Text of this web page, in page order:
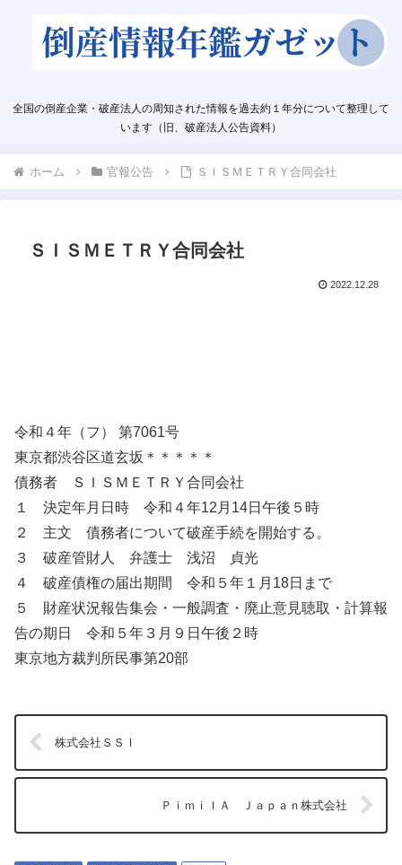
全国の倒産企業・破産法人の周知された情報を過去約１年分について整理して
います（旧、破産法人公告資料）
ホーム 官報公告 ＳＩＳＭＥＴＲＹ合同会社
ＳＩＳＭＥＴＲＹ合同会社
2022.12.28
令和４年（フ） 第7061号
東京都渋谷区道玄坂＊＊＊＊＊
債務者 ＳＩＳＭＥＴＲＹ合同会社
１ 決定年月日時 令和４年12月14日午後５時
２ 主文 債務者について破産手続を開始する。
３ 破産管財人 弁護士 浅沼 貞光
４ 破産債権の届出期間 令和５年１月18日まで
５ 財産状況報告集会・一般調査・廃止意見聴取・計算報
告の期日 令和５年３月９日午後２時
東京地方裁判所民事第20部
株式会社ＳＳＩ
ＰｉｍｉｌＡ Ｊａｐａｎ株式会社